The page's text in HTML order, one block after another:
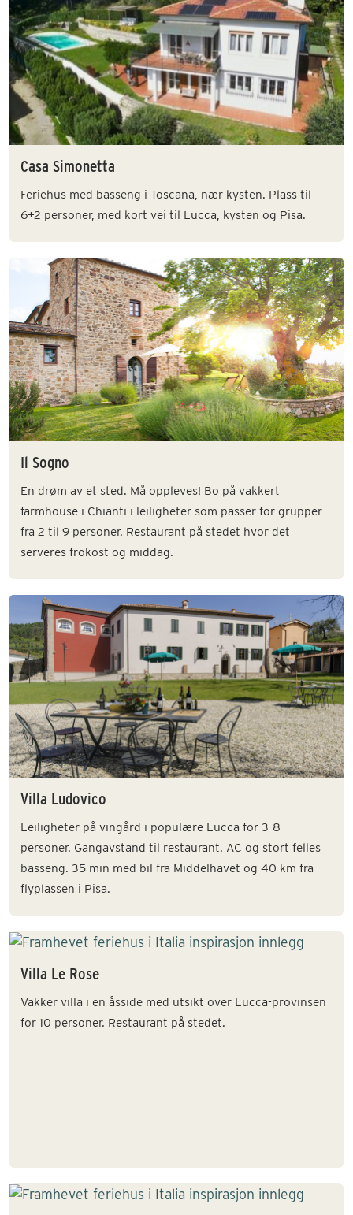
Casa Simonetta
Feriehus med basseng i Toscana, nær kysten. Plass til
6+2 personer, med kort vei til Lucca, kysten og Pisa.
Il Sogno
En drøm av et sted. Må oppleves! Bo på vakkert
farmhouse i Chianti i leiligheter som passer for grupper
fra 2 til 9 personer. Restaurant på stedet hvor det
serveres frokost og middag.
Villa Ludovico
Leiligheter på vingård i populære Lucca for 3-8
personer. Gangavstand til restaurant. AC og stort felles
basseng. 35 min med bil fra Middelhavet og 40 km fra
flyplassen i Pisa.
Villa Le Rose
Vakker villa i en åsside med utsikt over Lucca-provinsen
for 10 personer. Restaurant på stedet.